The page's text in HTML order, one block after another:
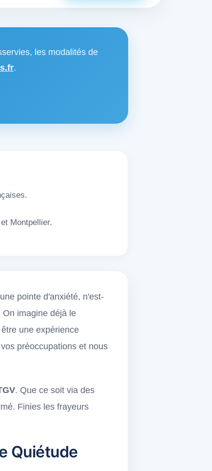
les modalités de
.
Montpellier.
pointe d'anxiété, n'est-
imagine déjà le
une expérience
préoccupations et nous
. Que ce soit via des
Finies les frayeurs
Quiétude